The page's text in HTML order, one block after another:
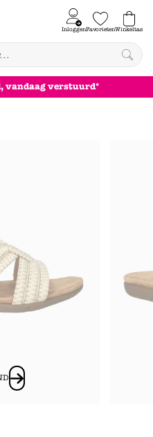
InloggenFavorietenWinkeltas
0
vandaag verstuurd*